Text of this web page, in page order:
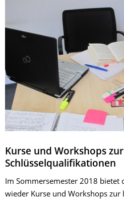
Kurse und Workshops
Schlüsselqualifikationen
Im Sommersemester 2018 bietet
wieder Kurse und Workshops zur